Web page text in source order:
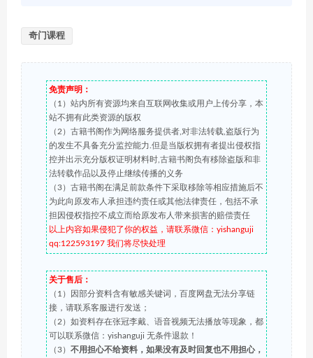
奇门课程
免责声明：
（1）站内所有资源均来自互联网收集或用户上传分享，本
站不拥有此类资源的版权
（2）古籍书阁作为网络服务提供者,对非法转载,盗版行为
的发生不具备充分监控能力.但是当版权拥有者提出侵权指
控并出示充分版权证明材料时,古籍书阁负有移除盗版和非
法转载作品以及停止继续传播的义务
（3）古籍书阁在满足前款条件下采取移除等相应措施后不
为此向原发布人承担违约责任或其他法律责任，包括不承
担因侵权指控不成立而给原发布人带来损害的赔偿责任
以上内容如果侵犯了你的权益，请联系微信：yishanguji
qq:122593197 我们将尽快处理
关于售后：
（1）因部分资料含有敏感关键词，百度网盘无法分享链
接，请联系客服进行发送；
（2）如资料存在张冠李戴、语音视频无法播放等现象，都
可以联系微信：yishanguji 无条件退款！
（3） 不用担心不给资料，如果没有及时回复也不用担心，